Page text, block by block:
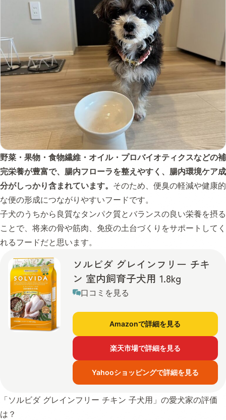
野菜・果物・食物繊維・オイル・プロバイオティクスなどの補
完栄養が豊富で、腸内フローラを整えやすく、腸内環境ケア成
分がしっかり含まれています。 そのため、便臭の軽減や健康的
な便の形成につながりやすいフードです。
子犬のうちから良質なタンパク質とバランスの良い栄養を摂る
ことで、将来の骨や筋肉、免疫の土台づくりをサポートしてく
れるフードだと思います。
ソルビダ グレインフリー チキ
ン 室内飼育子犬用 1.8kg
口コミを見る
Amazonで詳細を見る
楽天市場で詳細を見る
Yahooショッピングで詳細を見る
「ソルビダ グレインフリー チキン 子犬用」の愛犬家の評価
は？